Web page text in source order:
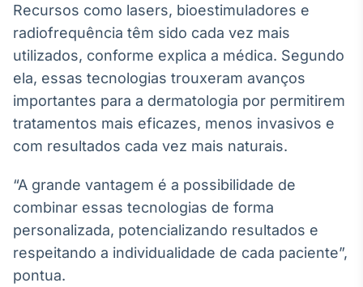
Recursos como lasers, bioestimuladores e
radiofrequência têm sido cada vez mais
utilizados, conforme explica a médica. Segundo
ela, essas tecnologias trouxeram avanços
importantes para a dermatologia por permitirem
tratamentos mais eficazes, menos invasivos e
com resultados cada vez mais naturais.
“A grande vantagem é a possibilidade de
combinar essas tecnologias de forma
personalizada, potencializando resultados e
respeitando a individualidade de cada paciente”,
pontua.